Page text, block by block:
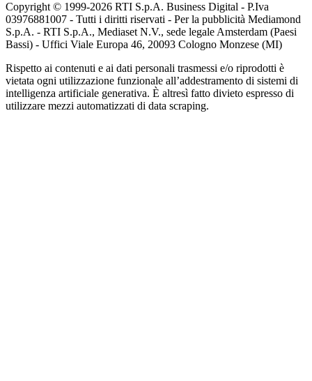
Copyright © 1999-2026 RTI S.p.A. Business Digital - P.Iva
03976881007 - Tutti i diritti riservati - Per la pubblicità Mediamond
S.p.A. - RTI S.p.A., Mediaset N.V., sede legale Amsterdam (Paesi
Bassi) - Uffici Viale Europa 46, 20093 Cologno Monzese (MI)
Rispetto ai contenuti e ai dati personali trasmessi e/o riprodotti è
vietata ogni utilizzazione funzionale all’addestramento di sistemi di
intelligenza artificiale generativa. È altresì fatto divieto espresso di
utilizzare mezzi automatizzati di data scraping.